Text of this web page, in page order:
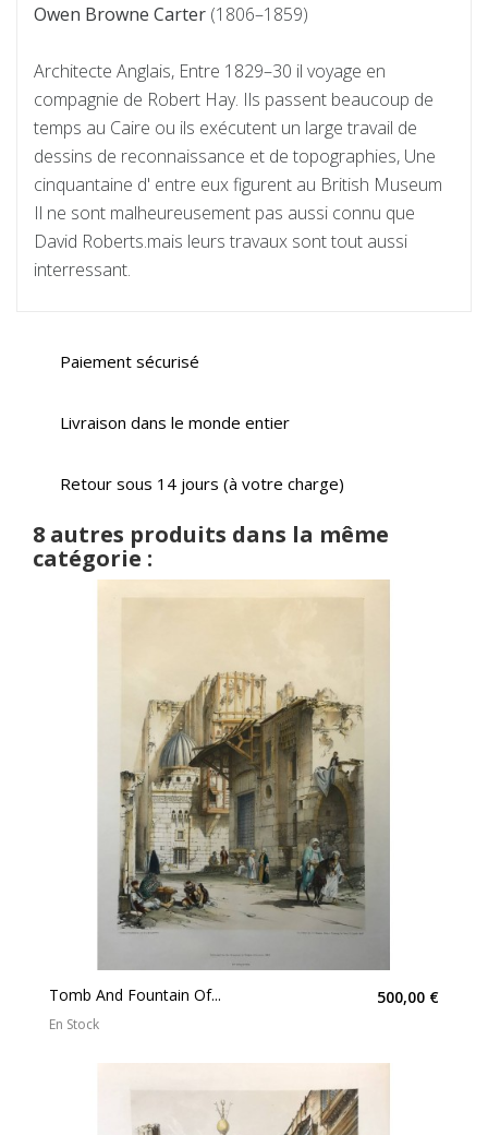
Owen Browne Carter (1806–1859)
Architecte Anglais, Entre 1829–30 il voyage en
compagnie de Robert Hay. Ils passent beaucoup de
temps au Caire ou ils exécutent un large travail de
dessins de reconnaissance et de topographies, Une
cinquantaine d' entre eux figurent au British Museum
Il ne sont malheureusement pas aussi connu que
David Roberts.mais leurs travaux sont tout aussi
interressant.
Paiement sécurisé
Livraison dans le monde entier
Retour sous 14 jours (à votre charge)
8 autres produits dans la même
catégorie :
Tomb And Fountain Of... 500,00 €
En Stock